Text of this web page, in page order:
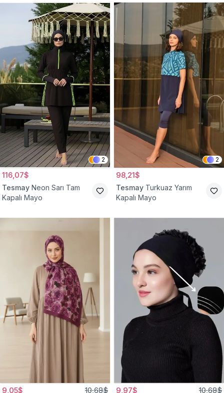
2
116,07$
Tesmay Neon Sarı Tam
Kapalı Mayo
2
98,21$
Tesmay Turkuaz Yarım
Kapalı Mayo
9,05$ 10,68$ 9,97$ 10,68$